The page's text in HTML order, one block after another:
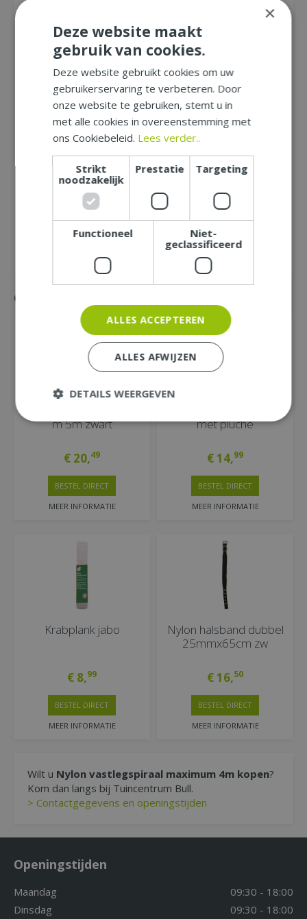
kunt bijvoorbeeld in gaan op de kwaliteit van het product,
de look & feel en belangrijke eigenschappen.
Naam (zichtbaar op website): *
Plaats (zichtbaar op website):*
E-mailadres (niet zichtbaar):
Gemakkelijk mee bestellen
m 5m zwart
€ 20,49
MEER INFORMATIE
BESTEL DIRECT
met pluche
€14,99
MEER INFORMATIE
BESTEL DIRECT
Krabplank jabo
€ 8,99
MEER INFORMATIE
BESTEL DIRECT
Nylon halsband dubbel
25mmx65cm zw
€16,50
MEER INFORMATIE
BESTEL DIRECT
Wilt u Nylon vastlegspiraal maximum 4m kopen?
Kom dan langs bij Tuincentrum Bull.
> Contactgegevens en openingstijden
Openingstijden
Maandag
09:30 - 18:00
Dinsdag
09:30 - 18:00
×
Deze website maakt
gebruik van cookies.
Deze website gebruikt cookies om uw
gebruikerservaring te verbeteren. Door
onze website te gebruiken, stemt u in
met alle cookies in overeenstemming met
ons Cookiebeleid. Lees verder..
Strikt
noodzakelijk
Prestatie Targeting
Functioneel
Niet-
geclassificeerd
ALLES ACCEPTEREN
ALLES AFWIJZEN
DETAILS WEERGEVEN